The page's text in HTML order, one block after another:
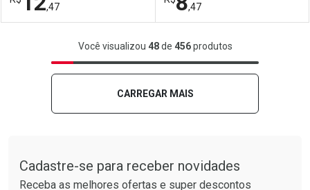
Por R$ 11,69/cada
Por R$ 9,11/cada
,47
FECHAR
Laboratório
FECHAR
Por Menos
,47
Laboratório
Por Menos
Você visualizou 48de 456produtos
CARREGAR MAIS
Cadastre-se para receber novidades
Receba as melhores ofertas e super descontos